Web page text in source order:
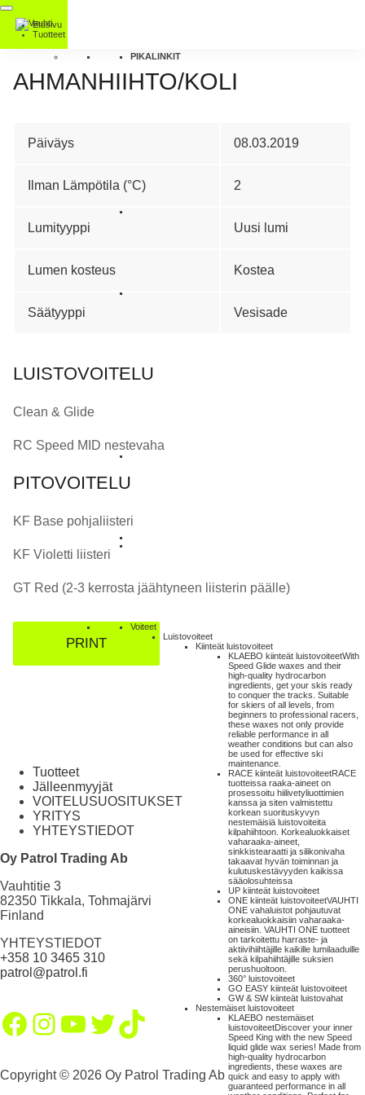
Etusivu
Tuotteet
PIKALINKIT
Voiteet
Luistovoiteet
Kiinteät luistovoiteet
KLAEBO kiinteät luistovoiteetWith
Speed Glide waxes and their
high-quality hydrocarbon
ingredients, get your skis ready
to conquer the tracks. Suitable
for skiers of all levels, from
beginners to professional racers,
these waxes not only provide
reliable performance in all
weather conditions but can also
be used for effective ski
maintenance.
RACE kiinteät luistovoiteetRACE
tuotteissa raaka-aineet on
prosessoitu hiilivetyliuottimien
kanssa ja siten valmistettu
korkean suorituskyvyn
nestemäisiä luistovoiteita
kilpahiihtoon. Korkealuokkaiset
vaharaaka-aineet,
sinkkistearaatti ja silikonivaha
takaavat hyvän toiminnan ja
kulutuskestävyyden kaikissa
sääolosuhteissa
UP kiinteät luistovoiteet
ONE kiinteät luistovoiteetVAUHTI
ONE vahaluistot pohjautuvat
korkealuokkaisiin vaharaaka-
aineisiin. VAUHTI ONE tuotteet
on tarkoitettu harraste- ja
aktiivihiihtäjille kaikille lumilaaduille
sekä kilpahiihtäjille suksien
perushuoltoon.
360° luistovoiteet
GO EASY kiinteät luistovoiteet
GW & SW kiinteät luistovahat
Nestemäiset luistovoiteet
KLAEBO nestemäiset
luistovoiteetDiscover your inner
Speed King with the new Speed
liquid glide wax series! Made from
high-quality hydrocarbon
ingredients, these waxes are
quick and easy to apply with
guaranteed performance in all
AHMANHIIHTO/KOLI
Päiväys 08.03.2019
Ilman Lämpötila (°C) 2
Lumityyppi Uusi lumi
Lumen kosteus Kostea
Säätyyppi Vesisade
LUISTOVOITELU
Clean & Glide
RC Speed MID nestevaha
PITOVOITELU
KF Base pohjaliisteri
KF Violetti liisteri
GT Red (2-3 kerrosta jäähtyneen liisterin päälle)
PRINT
Tuotteet
Jälleenmyyjät
VOITELUSUOSITUKSET
YRITYS
YHTEYSTIEDOT
Oy Patrol Trading Ab
Vauhtitie 3
82350 Tikkala, Tohmajärvi
Finland
YHTEYSTIEDOT
+358 10 3465 310
patrol@patrol.fi
Facebook
Instagram
YouTube
Twitter
TikTok
Copyright © 2026 Oy Patrol Trading Ab